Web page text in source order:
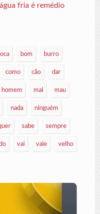
fria é remédio
bom burro
como cão dar
homem mal mau
nada ninguém
sabe sempre
vai vale velho